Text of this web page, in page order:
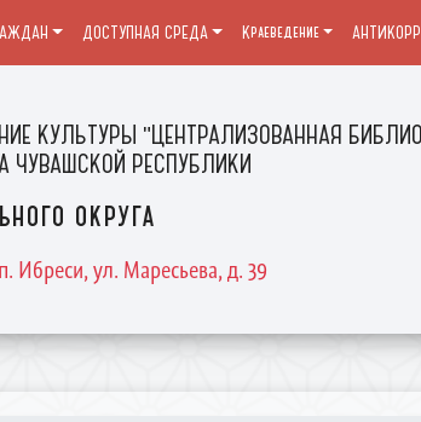
КУЛЬТУРЫ "ЦЕНТРАЛИЗОВАННАЯ
ЧУВАШСКОЙ РЕСПУБЛИКИ
округа
Ибреси, ул. Маресьева, д. 39
ДОСТУПНАЯ СРЕДА Краеведение